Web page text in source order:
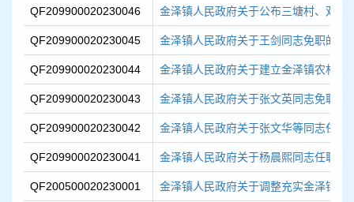
QF209900020230046 金泽镇人民政府关于公布三塘村、双祥
QF209900020230045 金泽镇人民政府关于王剑同志免职的通
QF209900020230044 金泽镇人民政府关于建立金泽镇农村建
QF209900020230043 金泽镇人民政府关于张文英同志免职的
QF209900020230042 金泽镇人民政府关于张文华等同志任职
QF209900020230041 金泽镇人民政府关于杨晨熙同志任职的
QF200500020230001 金泽镇人民政府关于调整充实金泽镇土